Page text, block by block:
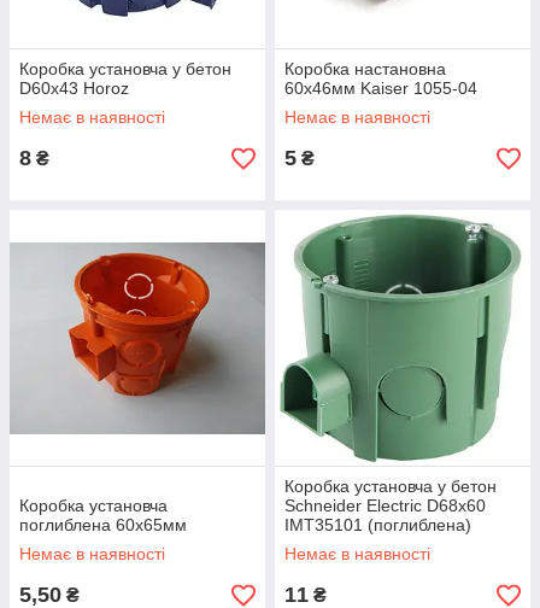
Коробка установча у бетон
D60х43 Horoz
Немає в наявності
8 ₴
Коробка настановна
60х46мм Kaiser 1055-04
Немає в наявності
5 ₴
Коробка установча
поглиблена 60х65мм
Немає в наявності
5,50 ₴
Коробка установча у бетон
Schneider Electric D68x60
IMT35101 (поглиблена)
Немає в наявності
11 ₴